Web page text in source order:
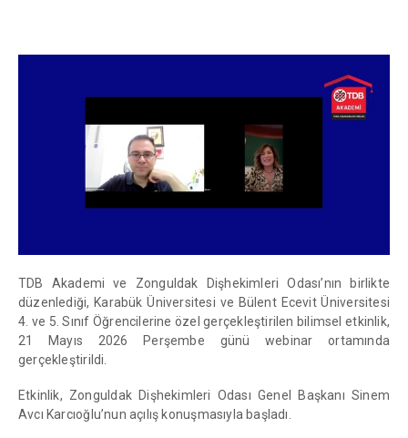
TDB Akademi ve Zonguldak Dişhekimleri Odası’nın birlikte
düzenlediği, Karabük Üniversitesi ve Bülent Ecevit Üniversitesi
4. ve 5. Sınıf Öğrencilerine özel gerçekleştirilen bilimsel etkinlik,
21 Mayıs 2026 Perşembe günü webinar ortamında
gerçekleştirildi.
Etkinlik, Zonguldak Dişhekimleri Odası Genel Başkanı Sinem
Avcı Karcıoğlu’nun açılış konuşmasıyla başladı.